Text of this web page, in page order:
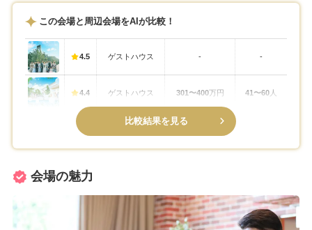
この会場と周辺会場をAIが比較！
4.5 ゲストハウス - -
4.4 ゲストハウス 301〜400万円 41〜60 人
比較結果を見る
会場の魅力